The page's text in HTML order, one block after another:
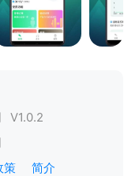
V1.0.2
策 简介